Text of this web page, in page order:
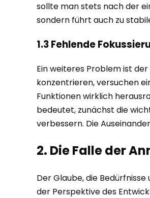
sollte man stets nach der
sondern führt auch zu
1.3 Fehlende
Ein weiteres Problem ist
konzentrieren, versuchen
Funktionen wirklich
bedeutet, zunächst die
verbessern. Die
2. Die Falle der
Der Glaube, die
der Perspektive des